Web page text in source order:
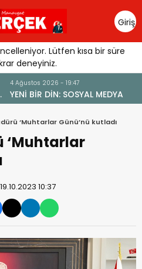
Giriş
Yap
Lütfen kısa bir süre
deneyiniz.
‘Muhtarlar Günü’nü kutladı
‘Muhtarlar
19.10.2023 10:37